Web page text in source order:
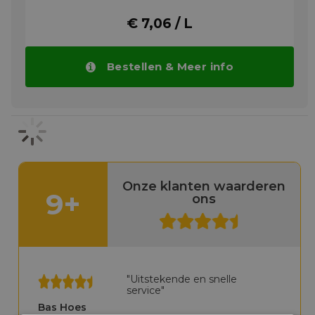
oververhitting en bevriezing. Het is bijzonder
geschikt voor gebruik in motoren waarbij
koper of combinaties van deze metalen
toegepast in moderne motoren. Het is ook
levensduur waardoor verlengde
verversingsintervallen mogelijk zijn van 3 jaar
en meer. Lange verversingsintervallen
mogelijkheid van schade aan het milieu.
Castrol Radicool SF is goedgekeurd door een
aantal OEM's waaronder Mercedes Benz,
Volkswagon, MAN en Ford. Het is ook
N14 motoren, Jenbacher, Komatsu, Renault
Type D, Jaguar CMR 8229 en MTU MTL 5048
Series 2000C & I.
€ 7,06 / L
Bestellen & Meer info
9+
Onze klanten waarderen
ons
Bas Hoes
"Uitstekende en snelle
service"